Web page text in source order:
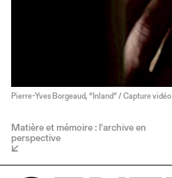
Pierre-Yves Borgeaud, “Inland” / Capture vidéo
Matière et mémoire : l'archive en
perspective